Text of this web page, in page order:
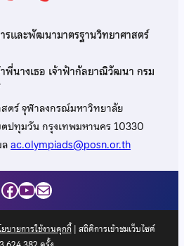
รและพัฒนามาตรฐานวิทยาศาสตร์
พี่นางเธอ เจ้าฟ้ากัลยาณิวัฒนา กรม
ตร์ จุฬาลงกรณ์มหาวิทยาลัย
ปทุมวัน กรุงเทพมหานคร 10330
ac.olympiads@posn.or.th
Facebook
YouTube
Mail
บายการใช้งานคุกกี้| สถิติการเข้าชมเว็บไซต์